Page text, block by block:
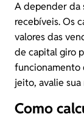
A depender da
recebíveis. Os
valores das
de capital giro
funcionamento
jeito, avalie
Como